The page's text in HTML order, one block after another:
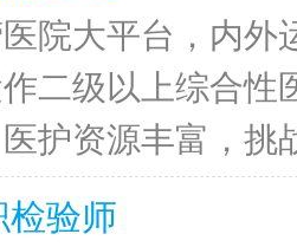
院大平台，内外
二级以上综合性
护资源丰富，挑
验师